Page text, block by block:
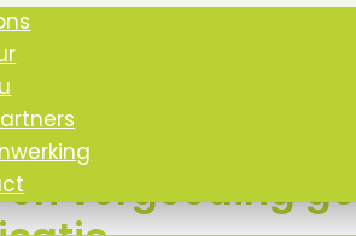
en vergoeding